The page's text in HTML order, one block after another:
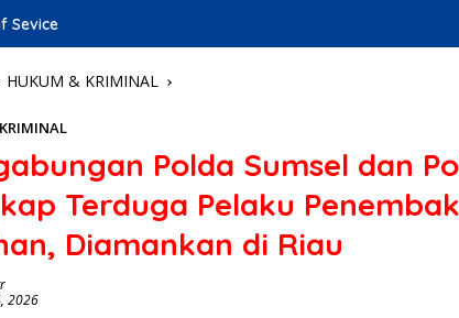
Sevice
HUKUM & KRIMINAL
Polda Sumsel dan
Terduga Pelaku
Diamankan di Riau
2026